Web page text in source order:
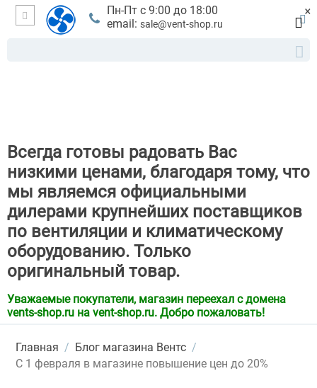
Пн-Пт с 9:00 до 18:00
email: sale@vent-shop.ru
Всегда готовы радовать Вас
низкими ценами, благодаря тому, что
мы являемся официальными
дилерами крупнейших поставщиков
по вентиляции и климатическому
оборудованию. Только
оригинальный товар.
Уважаемые покупатели, магазин переехал с домена
vents-shop.ru на vent-shop.ru. Добро пожаловать!
Главная / Блог магазина Вентс /
С 1 февраля в магазине повышение цен до 20%
×